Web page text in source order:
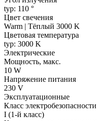
typ: 110 °
Цвет свечения
Warm | Тёплый 3000 K
Цветовая температура
typ: 3000 K
Электрические
Мощность, макс.
10 W
Напряжение питания
230 V
Эксплуатационные
Класс электробезопасности
I (1-й класс)